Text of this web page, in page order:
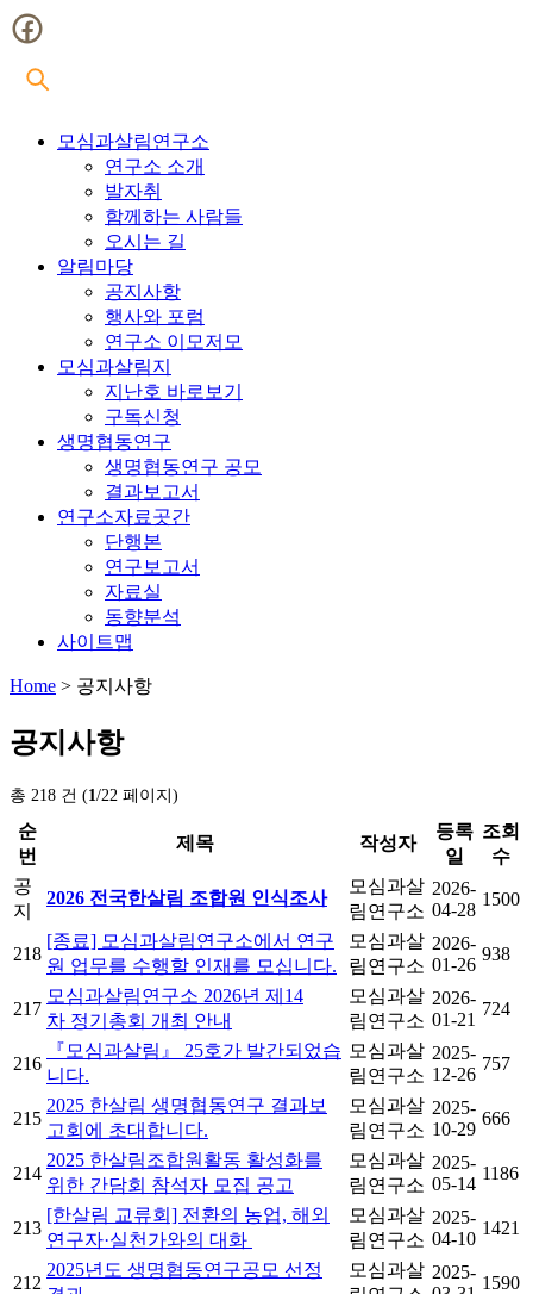
모심과살림연구소
연구소 소개
발자취
함께하는 사람들
오시는 길
알림마당
공지사항
행사와 포럼
연구소 이모저모
모심과살림지
지난호 바로보기
구독신청
생명협동연구
생명협동연구 공모
결과보고서
연구소자료곳간
단행본
연구보고서
자료실
동향분석
사이트맵
Home > 공지사항
공지사항
총 218 건 (1/22 페이지)
순
번
제목 작성자
등록
일
조회
수
공
지
2026 전국한살림 조합원 인식조사
모심과살
림연구소
2026-
04-28
1500
218
[종료] 모심과살림연구소에서 연구
원 업무를 수행할 인재를 모십니다.
모심과살
림연구소
2026-
01-26
938
217
모심과살림연구소 2026년 제14
차 정기총회 개최 안내
모심과살
림연구소
2026-
01-21
724
216
『모심과살림』 25호가 발간되었습
니다.
모심과살
림연구소
2025-
12-26
757
215
2025 한살림 생명협동연구 결과보
고회에 초대합니다.
모심과살
림연구소
2025-
10-29
666
214
2025 한살림조합원활동 활성화를
위한 간담회 참석자 모집 공고
모심과살
림연구소
2025-
05-14
1186
213
[한살림 교류회] 전환의 농업, 해외
연구자·실천가와의 대화
모심과살
림연구소
2025-
04-10
1421
212
2025년도 생명협동연구공모 선정
모심과살 2025-
1590